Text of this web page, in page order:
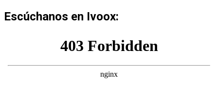
Escúchanos en Ivoox: